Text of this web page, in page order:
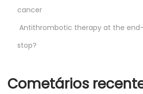
cancer
Antithrombotic therapy at the
stop?
Cometários